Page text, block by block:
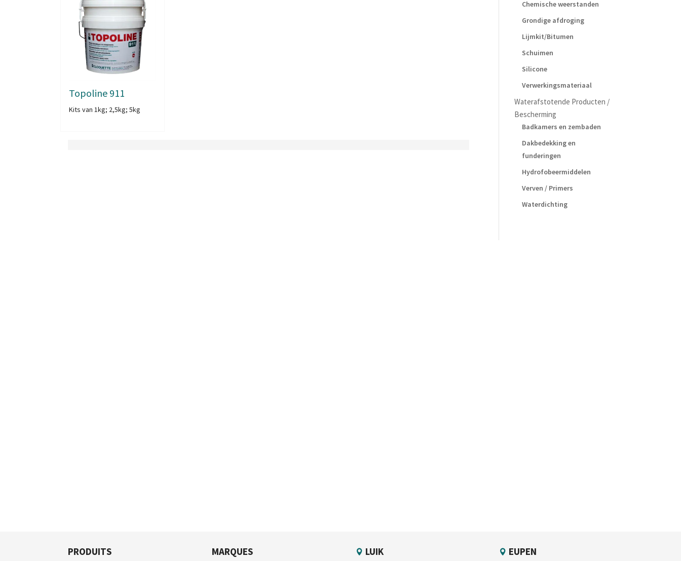
Topoline 911
Kits van 1kg; 2,5kg; 5kg
Chemische weerstanden
Grondige afdroging
Lijmkit/Bitumen
Schuimen
Silicone
Verwerkingsmateriaal
Waterafstotende Producten /
Bescherming
Badkamers en zembaden
Dakbedekking en
funderingen
Hydrofobeermiddelen
Verven / Primers
Waterdichting
PRODUITS MARQUES LUIK EUPEN